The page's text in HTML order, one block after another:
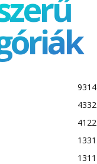
9314
4332
4122
1331
1311